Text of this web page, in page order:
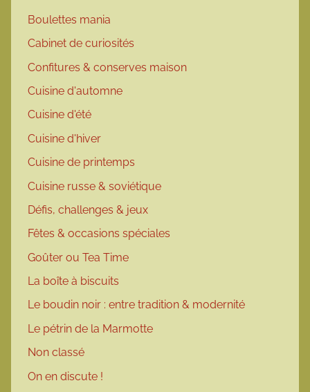
Boulettes mania
Cabinet de curiosités
Confitures & conserves maison
Cuisine d'automne
Cuisine d'été
Cuisine d'hiver
Cuisine de printemps
Cuisine russe & soviétique
Défis, challenges & jeux
Fêtes & occasions spéciales
Goûter ou Tea Time
La boîte à biscuits
Le boudin noir : entre tradition & modernité
Le pétrin de la Marmotte
Non classé
On en discute !